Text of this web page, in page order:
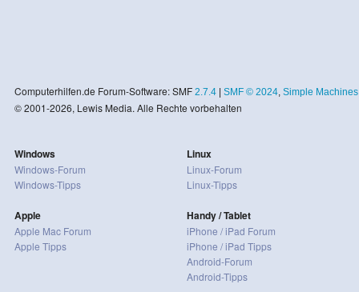
Computerhilfen.de Forum-Software: SMF 2.7.4| SMF © 2024, Simple Machines
© 2001-2026, Lewis Media. Alle Rechte vorbehalten
Windows
Windows-Forum
Windows-Tipps
Apple
Apple Mac Forum
Apple Tipps
Linux
Linux-Forum
Linux-Tipps
Handy / Tablet
iPhone / iPad Forum
iPhone / iPad Tipps
Android-Forum
Android-Tipps